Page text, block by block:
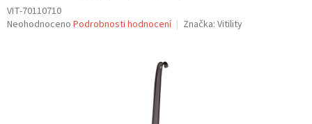
VIT-70110710
Průměrné
Neohodnoceno Podrobnosti hodnocení Značka: Vitility